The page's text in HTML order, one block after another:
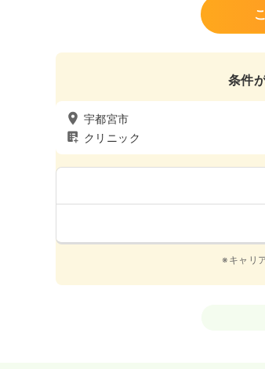
条件
宇都宮市
クリニック
※キャリ